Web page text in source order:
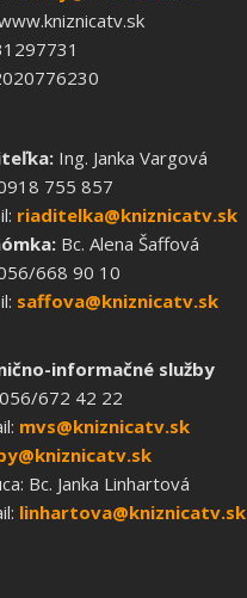
Ing. Janka Vargová
755 857
riaditelka@kniznicatv.sk
Bc. Alena Šaffová
668 90 10
saffova@kniznicatv.sk
informačné služby
672 42 22
mvs@kniznicatv.sk
Bc. Janka Linhartová
linhartova@kniznicatv.sk